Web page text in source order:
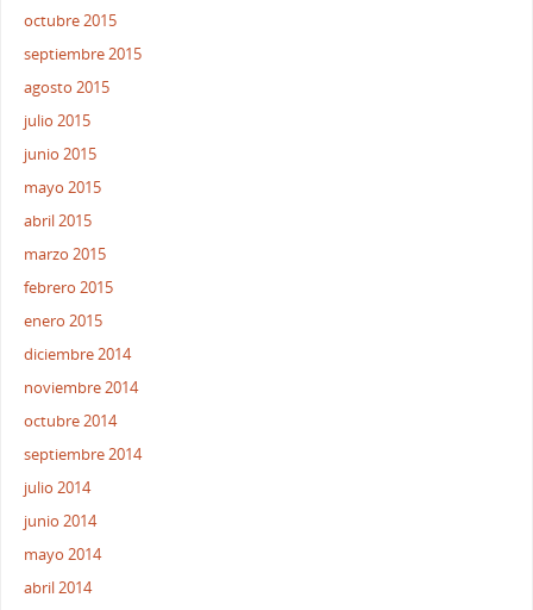
octubre 2015
septiembre 2015
agosto 2015
julio 2015
junio 2015
mayo 2015
abril 2015
marzo 2015
febrero 2015
enero 2015
diciembre 2014
noviembre 2014
octubre 2014
septiembre 2014
julio 2014
junio 2014
mayo 2014
abril 2014